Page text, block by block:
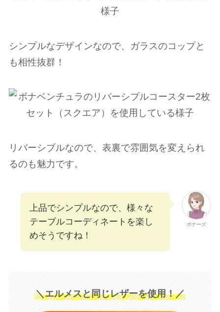
シンプルなデザインなので、ガラスのコップと
も相性抜群！
リバーシブルなので、表裏で雰囲気を変えられ
るのも魅力です。
ボナーズ
上品でシンプルなので、様々な
テーブルコーディネートを楽し
めそうですね！
＼エルメスと同じレザーを使用！／